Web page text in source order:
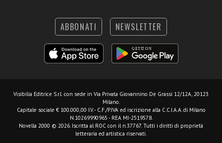
ABBONATI NEWSLETTER
Visibilia Editrice S.r.l. con sede in Via Privata Giovannino De Grassi 12/12A, 20123
Milano.
Capitale sociale € 100.000,00 I.V. - C.F./P.IVA ed iscrizione alla C.C.I.A.A. di Milano
N.10269990965 - REA MI-2519578.
Novella 2000 © 2026. Iscritta al ROC con il n.37767. Tutti i diritti di proprietà
letteraria ed artistica riservati.